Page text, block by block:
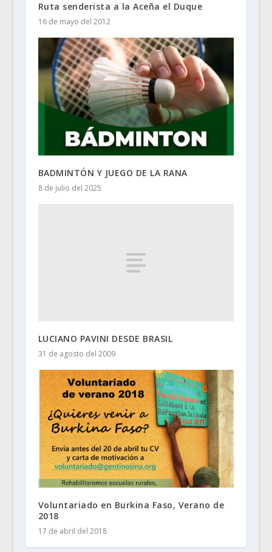
Ruta senderista a la Aceña el Duque
16 de mayo del 2012
BADMINTÓN Y JUEGO DE LA RANA
8 de julio del 2025
LUCIANO PAVINI DESDE BRASIL
31 de agosto del 2009
Voluntariado en Burkina Faso, Verano de
2018
17 de abril del 2018